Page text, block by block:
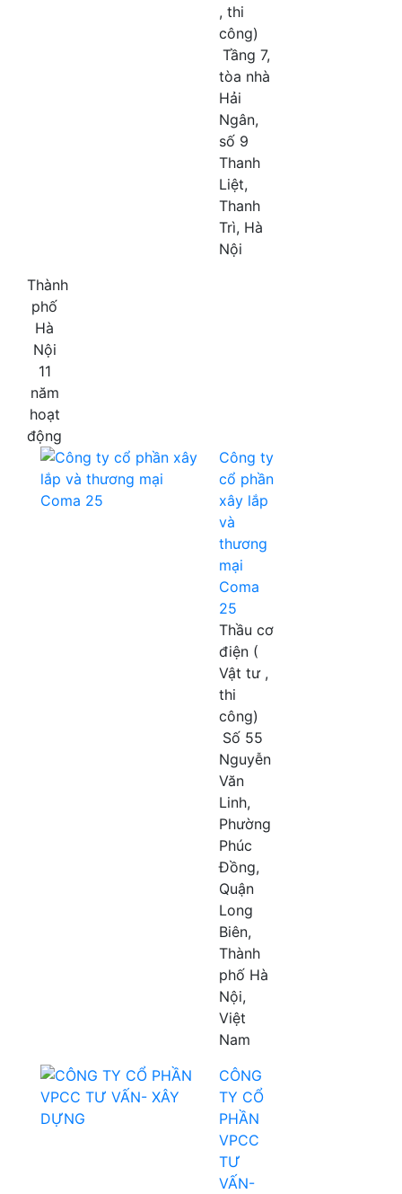
, thi
công)
Tầng 7,
tòa nhà
Hải
Ngân,
số 9
Thanh
Liệt,
Thanh
Trì, Hà
Nội
Thành
phố
Hà
Nội
11
năm
hoạt
động
Công ty
cổ phần
xây lắp
và
thương
mại
Coma
25
Thầu cơ
điện (
Vật tư ,
thi
công)
Số 55
Nguyễn
Văn
Linh,
Phường
Phúc
Đồng,
Quận
Long
Biên,
Thành
phố Hà
Nội,
Việt
Nam
CÔNG
TY CỔ
PHẦN
VPCC
TƯ
VẤN-